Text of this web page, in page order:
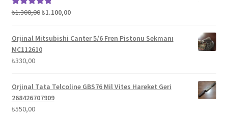
5 üzerinden
₺1.300,00Orijinal
₺1.300,00.
₺1.100,00Şu
fiyat:
Orjinal Mitsubishi Canter 5/6 Fren Pistonu Sekmanı
MC112610
₺330,00
Orjinal Tata Telcoline GBS76 Mil Vites Hareket Geri
268426707909
₺550,00